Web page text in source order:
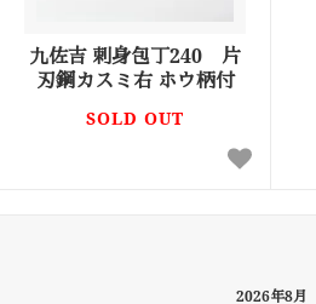
九佐吉 刺身包丁240 片
刃鋼カスミ右 ホウ柄付
SOLD OUT
2026年8月